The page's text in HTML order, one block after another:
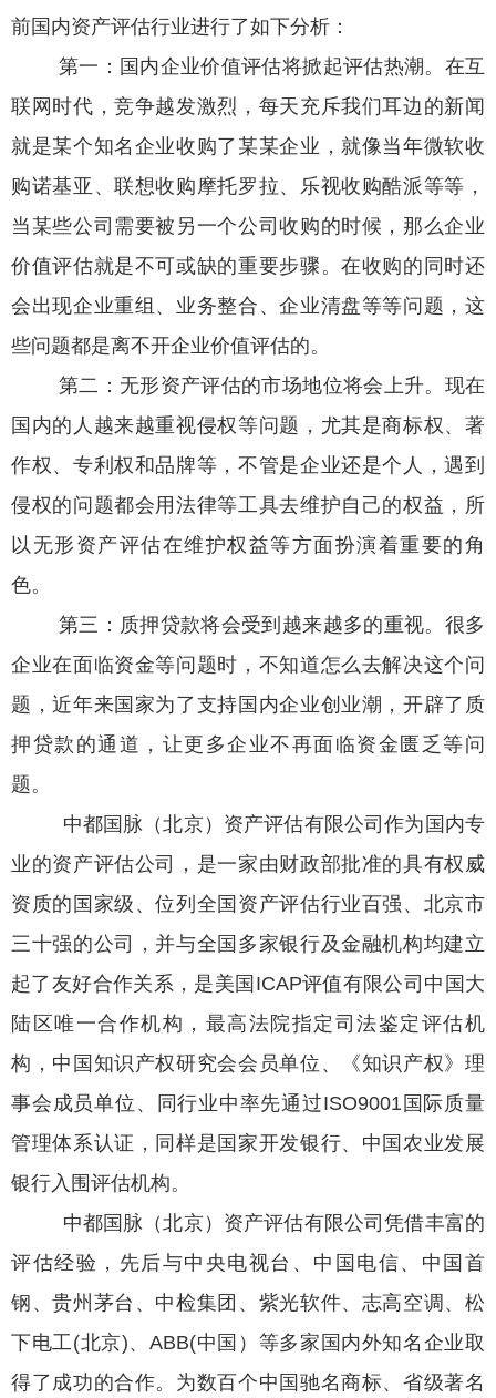
前国内资产评估行业进行了如下分析：
第一：国内企业价值评估将掀起评估热潮。在互
联网时代，竞争越发激烈，每天充斥我们耳边的新闻
就是某个知名企业收购了某某企业，就像当年微软收
购诺基亚、联想收购摩托罗拉、乐视收购酷派等等，
当某些公司需要被另一个公司收购的时候，那么企业
价值评估就是不可或缺的重要步骤。在收购的同时还
会出现企业重组、业务整合、企业清盘等等问题，这
些问题都是离不开企业价值评估的。
第二：无形资产评估的市场地位将会上升。现在
国内的人越来越重视侵权等问题，尤其是商标权、著
作权、专利权和品牌等，不管是企业还是个人，遇到
侵权的问题都会用法律等工具去维护自己的权益，所
以无形资产评估在维护权益等方面扮演着重要的角
色。
第三：质押贷款将会受到越来越多的重视。很多
企业在面临资金等问题时，不知道怎么去解决这个问
题，近年来国家为了支持国内企业创业潮，开辟了质
押贷款的通道，让更多企业不再面临资金匮乏等问
题。
中都国脉（北京）资产评估有限公司作为国内专
业的资产评估公司，是一家由财政部批准的具有权威
资质的国家级、位列全国资产评估行业百强、北京市
三十强的公司，并与全国多家银行及金融机构均建立
起了友好合作关系，是美国ICAP评值有限公司中国大
陆区唯一合作机构，最高法院指定司法鉴定评估机
构，中国知识产权研究会会员单位、《知识产权》理
事会成员单位、同行业中率先通过ISO9001国际质量
管理体系认证，同样是国家开发银行、中国农业发展
银行入围评估机构。
中都国脉（北京）资产评估有限公司凭借丰富的
评估经验，先后与中央电视台、中国电信、中国首
钢、贵州茅台、中检集团、紫光软件、志高空调、松
下电工(北京)、ABB(中国）等多家国内外知名企业取
得了成功的合作。为数百个中国驰名商标、省级著名